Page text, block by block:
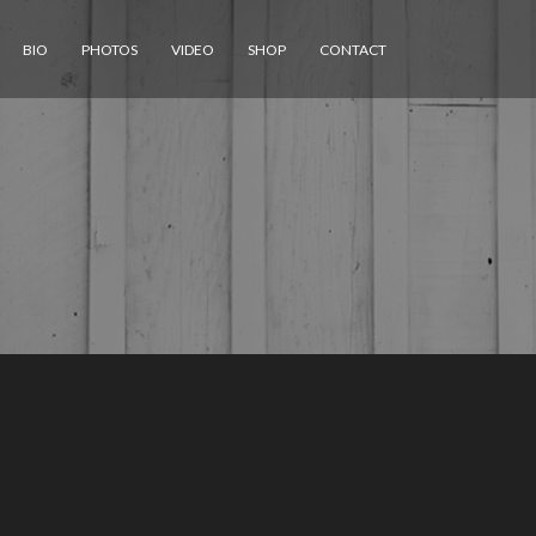
BIO PHOTOS VIDEO SHOP CONTACT